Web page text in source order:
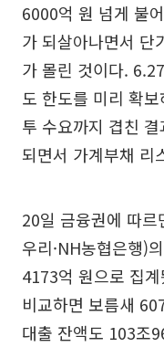
6000억 원 넘게 불
가 되살아나면서 단
가 몰린 것이다.
도 한도를 미리 확
투 수요까지 겹친
되면서 가계부채 리
20일 금융권에 따르
우리·NH농협은행)
4173억 원으로 집
비교하면 보름새
대출 잔액도 103조